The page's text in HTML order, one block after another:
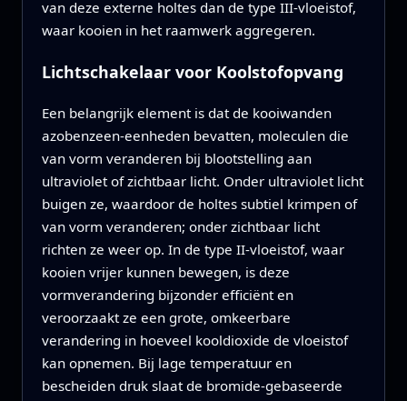
van deze externe holtes dan de type III-vloeistof,
waar kooien in het raamwerk aggregeren.
Lichtschakelaar voor Koolstofopvang
Een belangrijk element is dat de kooiwanden
azobenzeen-eenheden bevatten, moleculen die
van vorm veranderen bij blootstelling aan
ultraviolet of zichtbaar licht. Onder ultraviolet licht
buigen ze, waardoor de holtes subtiel krimpen of
van vorm veranderen; onder zichtbaar licht
richten ze weer op. In de type II-vloeistof, waar
kooien vrijer kunnen bewegen, is deze
vormverandering bijzonder efficiënt en
veroorzaakt ze een grote, omkeerbare
verandering in hoeveel kooldioxide de vloeistof
kan opnemen. Bij lage temperatuur en
bescheiden druk slaat de bromide-gebaseerde